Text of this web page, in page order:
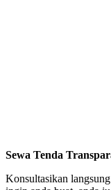
Sewa Tenda
Konsultasikan